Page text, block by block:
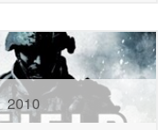
2010